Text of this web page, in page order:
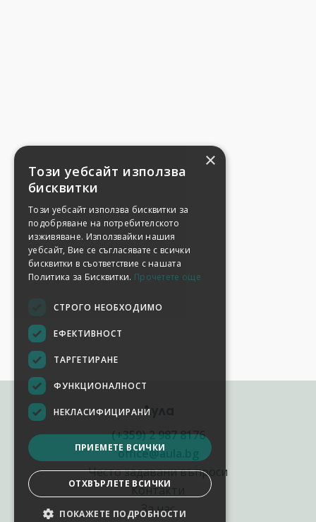
Аула
(+359) 2 987 8176
office@aula.bg
Често задавани въпроси
Контакти
За нас
×
Този уебсайт използва
бисквитки
Този уебсайт използва бисквитки за
подобряване на потребителското
изживяване. Използвайки нашия
уебсайт, Вие се съгласявате с всички
бисквитки в съответствие с нашата
Политика за Бисквитки. Прочетете още
СТРОГО НЕОБХОДИМО
ЕФЕКТИВНОСТ
ТАРГЕТИРАНЕ
ФУНКЦИОНАЛНОСТ
НЕКЛАСИФИЦИРАНИ
ПРИЕМЕТЕ ВСИЧКИ
ОТХВЪРЛЕТЕ ВСИЧКИ
ПОКАЖЕТЕ ПОДРОБНОСТИ